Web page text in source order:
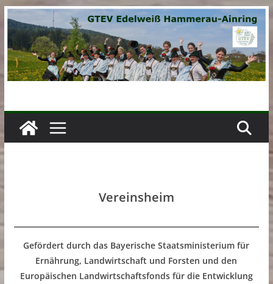
Inhalt
springen
Vereinsheim
Gefördert durch das Bayerische Staatsministerium für
Ernährung, Landwirtschaft und Forsten und den
Europäischen Landwirtschaftsfonds für die Entwicklung